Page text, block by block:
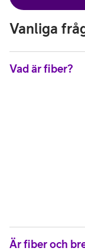
Vanliga
Vad är fiber?
Är fiber och